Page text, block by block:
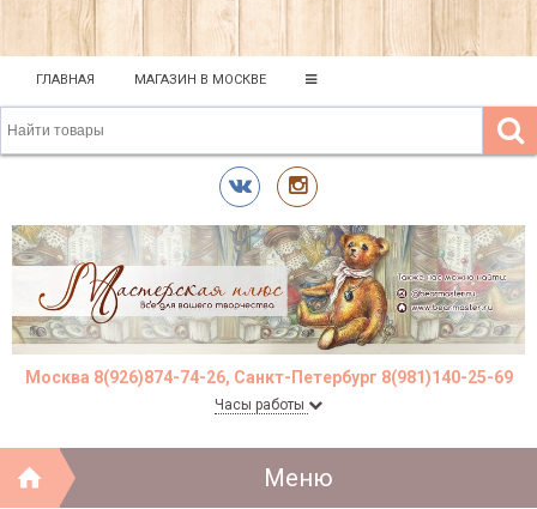
ГЛАВНАЯ МАГАЗИН В МОСКВЕ
Москва 8(926)874-74-26, Санкт-Петербург 8(981)140-25-69
Часы работы
Меню